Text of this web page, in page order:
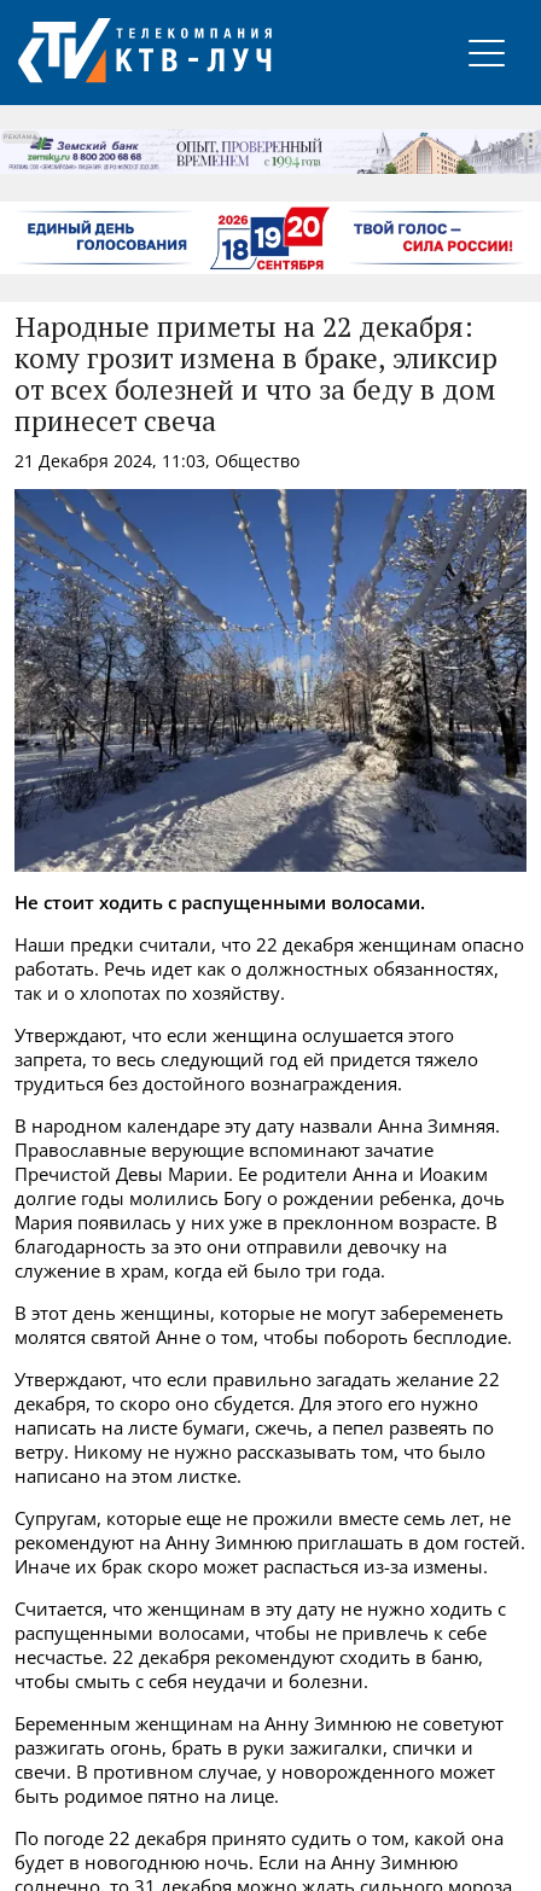
РЕКЛАМА
Народные приметы на 22 декабря:
кому грозит измена в браке, эликсир
от всех болезней и что за беду в дом
принесет свеча
21 Декабря 2024, 11:03, Общество
Не стоит ходить с распущенными волосами.
Наши предки считали, что 22 декабря женщинам опасно
работать. Речь идет как о должностных обязанностях,
так и о хлопотах по хозяйству.
Утверждают, что если женщина ослушается этого
запрета, то весь следующий год ей придется тяжело
трудиться без достойного вознаграждения.
В народном календаре эту дату назвали Анна Зимняя.
Православные верующие вспоминают зачатие
Пречистой Девы Марии. Ее родители Анна и Иоаким
долгие годы молились Богу о рождении ребенка, дочь
Мария появилась у них уже в преклонном возрасте. В
благодарность за это они отправили девочку на
служение в храм, когда ей было три года.
В этот день женщины, которые не могут забеременеть
молятся святой Анне о том, чтобы побороть бесплодие.
Утверждают, что если правильно загадать желание 22
декабря, то скоро оно сбудется. Для этого его нужно
написать на листе бумаги, сжечь, а пепел развеять по
ветру. Никому не нужно рассказывать том, что было
написано на этом листке.
Супругам, которые еще не прожили вместе семь лет, не
рекомендуют на Анну Зимнюю приглашать в дом гостей.
Иначе их брак скоро может распасться из-за измены.
Считается, что женщинам в эту дату не нужно ходить с
распущенными волосами, чтобы не привлечь к себе
несчастье. 22 декабря рекомендуют сходить в баню,
чтобы смыть с себя неудачи и болезни.
Беременным женщинам на Анну Зимнюю не советуют
разжигать огонь, брать в руки зажигалки, спички и
свечи. В противном случае, у новорожденного может
быть родимое пятно на лице.
По погоде 22 декабря принято судить о том, какой она
будет в новогоднюю ночь. Если на Анну Зимнюю